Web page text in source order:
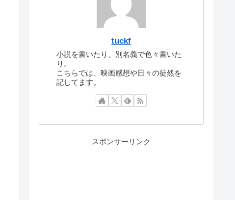
tuckf
小説を書いたり、別名義で色々書いた
り。
こちらでは、映画感想や日々の徒然を
記してます。
スポンサーリンク